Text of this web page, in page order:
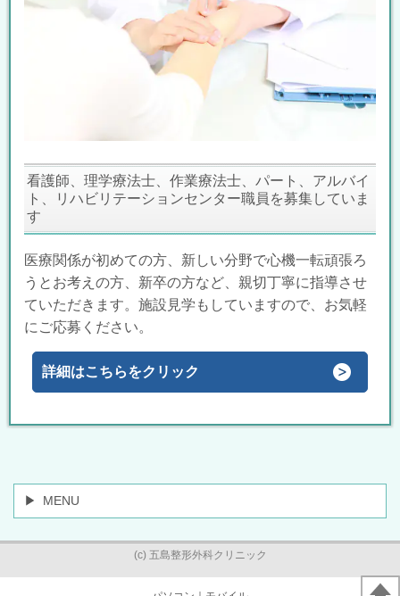
看護師、理学療法士、作業療法士、パート、アルバイ
ト、リハビリテーションセンター職員を募集していま
す
医療関係が初めての方、新しい分野で心機一転頑張ろ
うとお考えの方、新卒の方など、親切丁寧に指導させ
ていただきます。施設見学もしていますので、お気軽
にご応募ください。
詳細はこちらをクリック
MENU
(c) 五島整形外科クリニック